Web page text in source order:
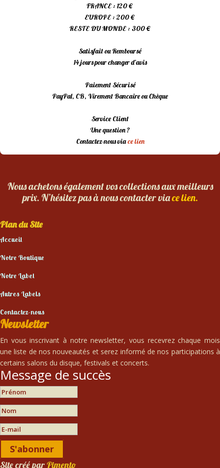
FRANCE : 120 €
EUROPE : 200 €
RESTE DU MONDE : 300 €
Satisfait ou Remboursé
14 jours pour changer d’avis
Paiement Sécurisé
PayPal, CB, Virement Bancaire ou Chèque
Service Client
Une question ?
Contactez-nous viace lien
Nous achetons également vos collections aux meilleurs
prix. N’hésitez pas à nous contacter viace lien.
Plan du Site
Accueil
Notre Boutique
Notre Label
Autres Labels
Contactez-nous
Newsletter
En vous inscrivant à notre newsletter, vous recevrez chaque mois
une liste de nos nouveautés et serez informé de nos participations à
certains salons du disque, festivals et concerts.
Message de succès
S'abonner
Site créé parPimento